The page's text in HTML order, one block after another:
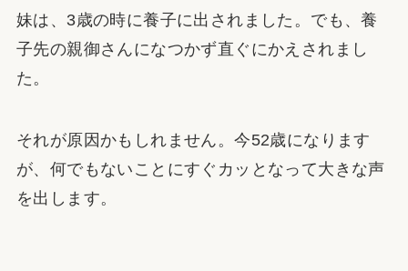
妹は、3歳の時に養子に出されました。でも、養
子先の親御さんになつかず直ぐにかえされまし
た。
それが原因かもしれません。今52歳になります
が、何でもないことにすぐカッとなって大きな声
を出します。